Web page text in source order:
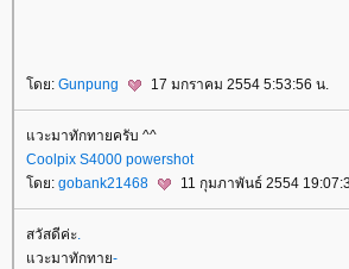
ดย: Gunpung 17 มกราคม 2554 5:53:56 น.
วะมาทักทายครับ ^^
Coolpix S4000 powershot
ดย: gobank21468 11 กุมภาพันธ์ 2554
สวัสดีค่ะ.
วะมาทักทา-